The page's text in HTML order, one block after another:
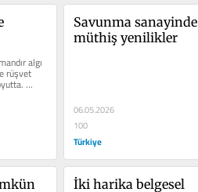
algı
rüşvet
Savunma sanayinde
müthiş yenilikler
06.05.2026
100
Türkiye
İki harika belgesel